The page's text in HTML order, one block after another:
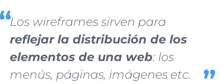
Los wireframes sirven para
reflejar la distribución de los
elementos de una web: los
menús, páginas, imágenes etc.